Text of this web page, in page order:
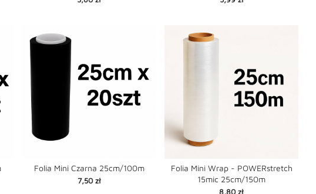
Folia Mini Czarna 25cm/100m
Cena
7,50 zł
Folia Mini Wrap - POWERstretch
15mic 25cm/150m
Cena
8,80 zł